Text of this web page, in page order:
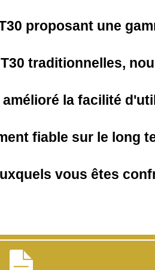
proposant une
traditionnelles,
la facilité
fiable sur le long
vous êtes